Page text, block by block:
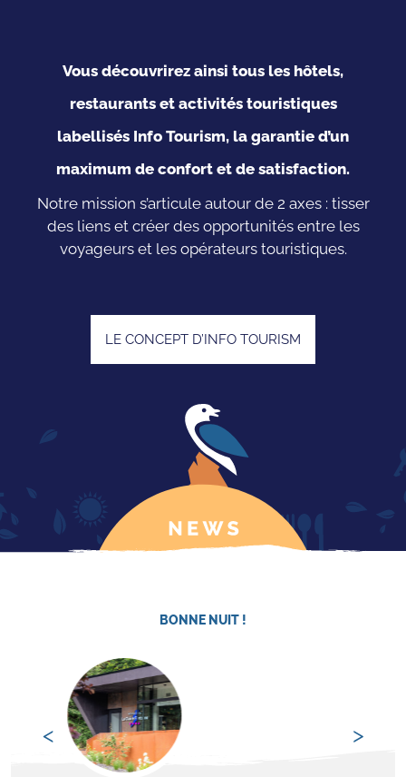
Vous découvrirez ainsi tous les hôtels,
restaurants et activités touristiques
labellisés Info Tourism, la garantie d’un
maximum de confort et de satisfaction.
Notre mission s’articule autour de 2 axes : tisser
des liens et créer des opportunités entre les
voyageurs et les opérateurs touristiques.
LE CONCEPT D’INFO TOURISM
BONNE NUIT !
<
Previous
>